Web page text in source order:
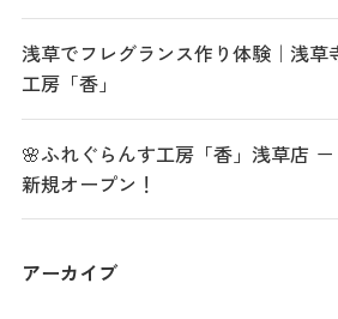
浅草でフレグランス作り体験｜浅草
工房「香」
🌸ふれぐらんす工房「香」浅草店 －
新規オープン！
アーカイブ